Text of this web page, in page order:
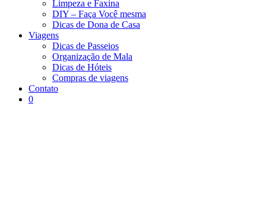
DIY – Faça Você mesma
Dicas de Dona de Casa
Viagens
Dicas de Passeios
Organização de Mala
Dicas de Hóteis
Compras de viagens
Contato
0